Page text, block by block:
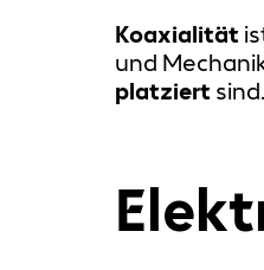
Koaxialität
und
platziert